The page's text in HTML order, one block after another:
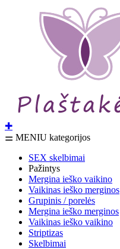
✚
⚌ MENIU kategorijos
SEX skelbimai
Pažintys
Mergina ieško vaikino
Vaikinas ieško merginos
Grupinis / porelės
Mergina ieško merginos
Vaikinas ieško vaikino
Striptizas
Skelbimai